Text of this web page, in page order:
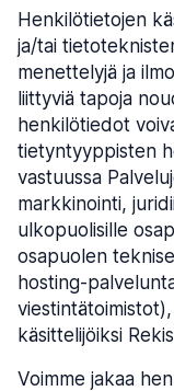
Henkilötietojen
ja/tai
menettelyjä ja
liittyviä tapoja
henkilötiedot
tietyntyyppisten
vastuussa
markkinointi,
ulkopuolisille
osapuolen
hosting-
käsittelijöiksi
Voimme jakaa